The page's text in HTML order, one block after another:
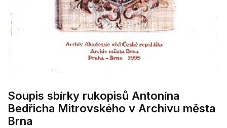
Soupis sbírky rukopisů Antonína
Bedřicha Mitrovského v Archivu města
Brna